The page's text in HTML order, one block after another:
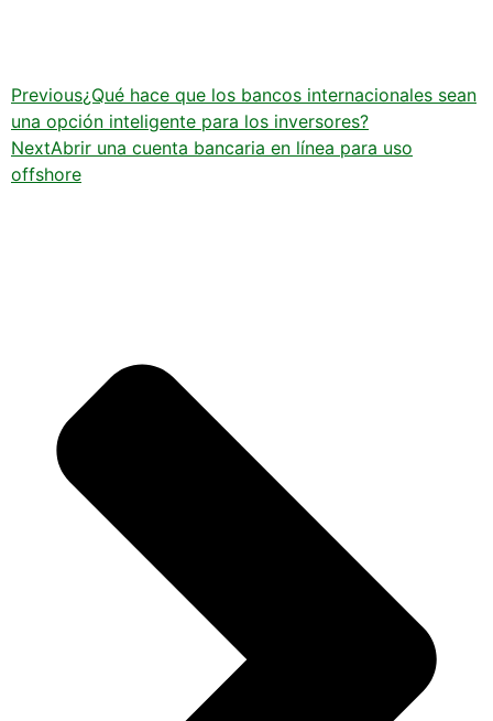
Previous¿Qué hace que los bancos internacionales sean
una opción inteligente para los inversores?
NextAbrir una cuenta bancaria en línea para uso
offshore